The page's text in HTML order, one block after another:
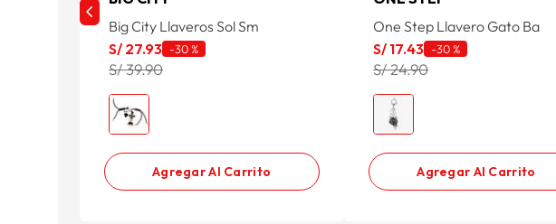
Big City Llaveros Sol Sm
S/ 27.93 -30 %
S/ 39.90
Agregar Al Carrito
One Step Llavero Gato Ba
S/ 17.43 -30 %
S/ 24.90
Agregar Al Carrito